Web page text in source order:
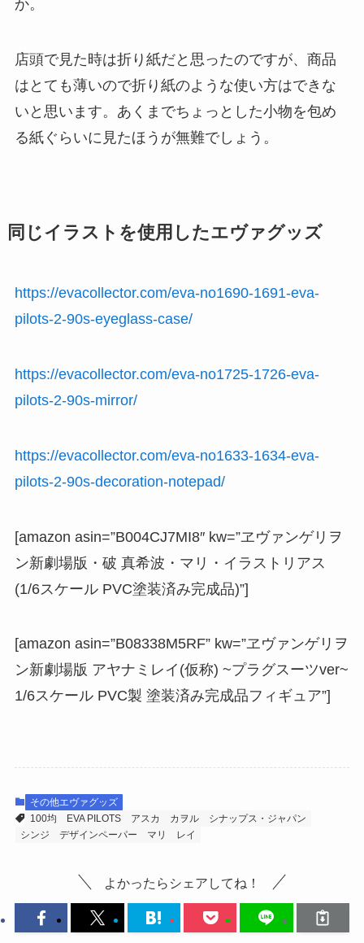
か。
店頭で見た時は折り紙だと思ったのですが、商品
はとても薄いので折り紙のような使い方はできな
いと思います。あくまでちょっとした小物を包め
る紙ぐらいに見たほうが無難でしょう。
同じイラストを使用したエヴァグッズ
https://evacollector.com/eva-no1690-1691-eva-
pilots-2-90s-eyeglass-case/
https://evacollector.com/eva-no1725-1726-eva-
pilots-2-90s-mirror/
https://evacollector.com/eva-no1633-1634-eva-
pilots-2-90s-decoration-notepad/
[amazon asin=”B004CJ7MI8″ kw=”ヱヴァンゲリヲ
ン新劇場版・破 真希波・マリ・イラストリアス
(1/6スケール PVC塗装済み完成品)”]
[amazon asin=”B08338M5RF” kw=”ヱヴァンゲリヲ
ン新劇場版 アヤナミレイ(仮称) ~プラグスーツver~
1/6スケール PVC製 塗装済み完成品フィギュア”]
その他エヴァグッズ
100均
EVA PILOTS アスカ カヲル
シナップス・ジャパン
シンジ
デザインペーパー マリ レイ
よかったらシェアしてね！